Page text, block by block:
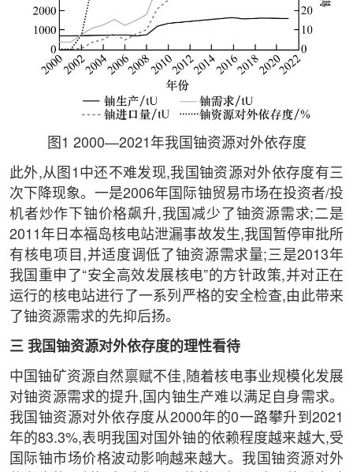
图1 2000—2021年我国铀资源对外依存度
此外,从图1中还不难发现,我国铀资源对外依存度有三
次下降现象。一是2006年国际铀贸易市场在投资者/投
机者炒作下铀价格飙升,我国减少了铀资源需求;二是
2011年日本福岛核电站泄漏事故发生,我国暂停审批所
有核电项目,并适度调低了铀资源需求量;三是2013年
我国重申了“安全高效发展核电”的方针政策,并对正在
运行的核电站进行了一系列严格的安全检查,由此带来
了铀资源需求的先抑后扬。
三 我国铀资源对外依存度的理性看待
中国铀矿资源自然禀赋不佳,随着核电事业规模化发展
对铀资源需求的提升,国内铀生产难以满足自身需求。
我国铀资源对外依存度从2000年的0一路攀升到2021
年的83.3%,表明我国对国外铀的依赖程度越来越大,受
国际铀市场价格波动影响越来越大。我国铀资源对外